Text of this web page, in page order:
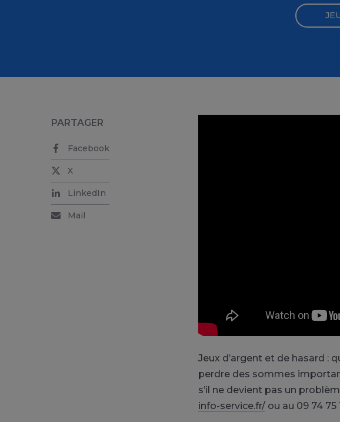
Jeux d’argent et de hasard :
perdre des sommes
s’il ne devient pas un
info-service.fr/ ou au 09 74
PARTAGER
Facebook
X
LinkedIn
Mail